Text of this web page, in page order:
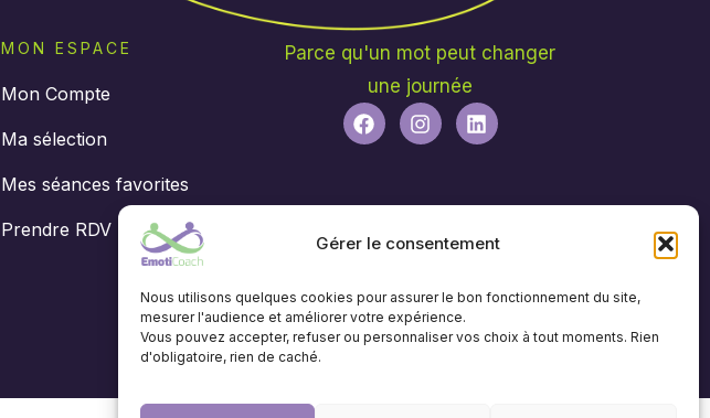
Gérer le consentement
Nous utilisons quelques cookies pour assurer le bon fonctionnement du site,
mesurer l'audience et améliorer votre expérience.
Vous pouvez accepter, refuser ou personnaliser vos choix à tout moments. Rien
d'obligatoire, rien de caché.
MON ESPACE
Mon Compte
Ma sélection
Mes séances favorites
Prendre RDV
Parce qu'un mot peut changer
une journée